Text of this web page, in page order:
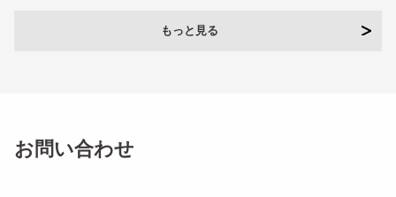
もっと見る
お問い合わせ